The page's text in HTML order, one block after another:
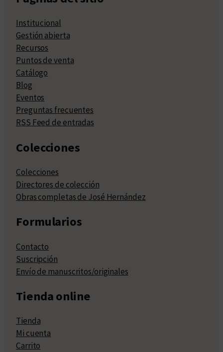
Institucional
Gestión abierta
Recursos
Puntos de venta
Catálogo
Blog
Eventos
Preguntas frecuentes
RSS Feed de entradas
Colecciones
Colecciones
Directores de colección
Obras completas de José Hernández
Formularios
Contacto
Suscripción
Envío de manuscritos/originales
Tienda online
Tienda
Mi cuenta
Carrito